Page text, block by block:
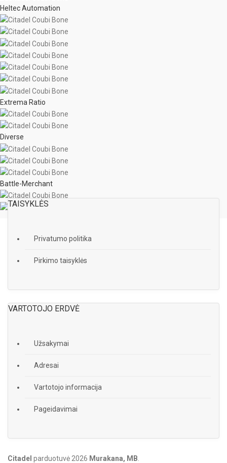
Heltec Automation
Extrema Ratio
Diverse
Battle-Merchant
TAISYKLĖS
Privatumo politika
Pirkimo taisyklės
VARTOTOJO ERDVĖ
Užsakymai
Adresai
Vartotojo informacija
Pageidavimai
Citadel parduotuvė 2026 Murakana, MB